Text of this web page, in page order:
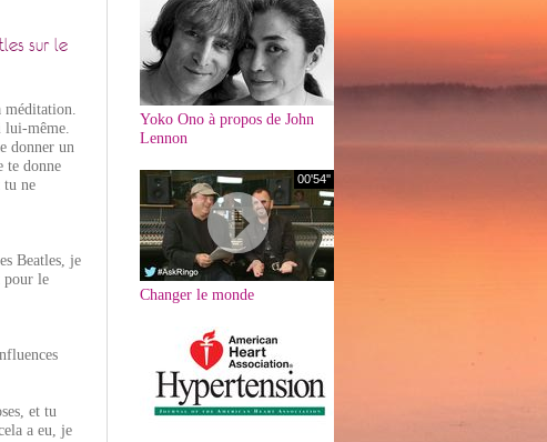
sur le
lui-même.
donner un
te donne
tu ne
Beatles, je
pour le
et tu
a eu, je
Yoko Ono à propos de John
Lennon
Changer le monde
00'54''